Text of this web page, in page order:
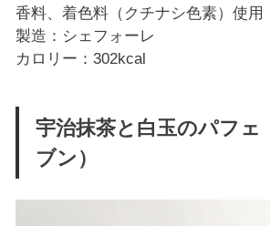
香料、着色料（クチナシ色素）使用
製造：シェフォーレ
カロリー：302kcal
宇治抹茶と白玉のパフェ
ブン）